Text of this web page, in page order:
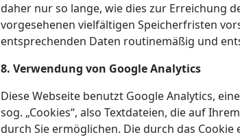
daher nur so lange, wie dies zur Erreichung
vorgesehenen vielfältigen Speicherfristen
entsprechenden Daten routinemäßig und
8. Verwendung von Google Analytics
Diese Webseite benutzt Google Analytics,
sog. „Cookies“, also Textdateien, die auf
durch Sie ermöglichen. Die durch das